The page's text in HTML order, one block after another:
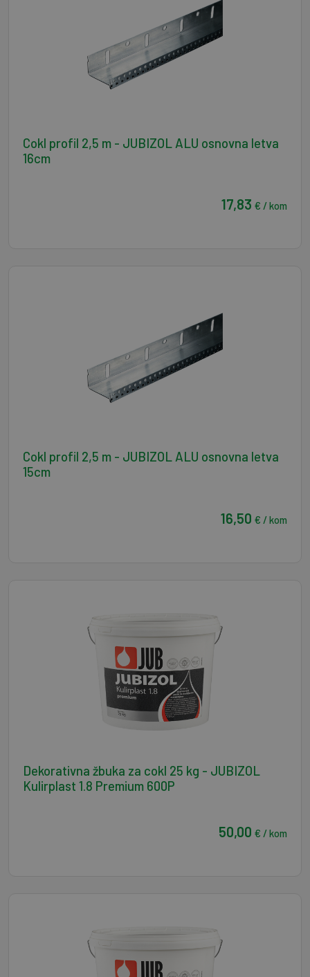
Cokl profil 2,5 m - JUBIZOL ALU osnovna letva
16cm
17,83 € / kom
Cokl profil 2,5 m - JUBIZOL ALU osnovna letva
15cm
16,50 € / kom
Dekorativna žbuka za cokl 25 kg - JUBIZOL
Kulirplast 1.8 Premium 600P
50,00 € / kom